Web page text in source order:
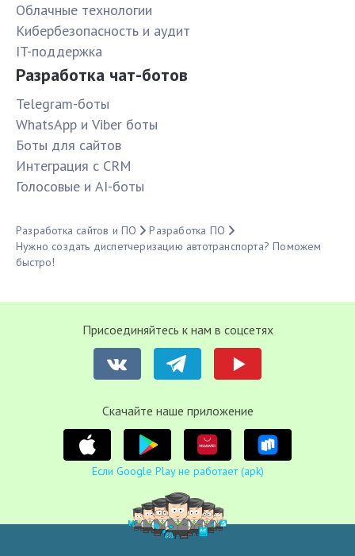
Облачные технологии
Кибербезопасность и аудит
IT-поддержка
Разработка чат-ботов
Telegram-боты
WhatsApp и Viber боты
Боты для сайтов
Интеграция с CRM
Голосовые и AI-боты
Разработка сайтов и ПО
Разработка ПО
Нужно создать диспетчеризацию автотранспорта? Поможем
быстро!
Присоединяйтесь к нам в соцсетях
Cкачайте наше приложение
Если Google Play не работает (apk)